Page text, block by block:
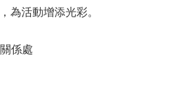
為活動增添光彩。
係處